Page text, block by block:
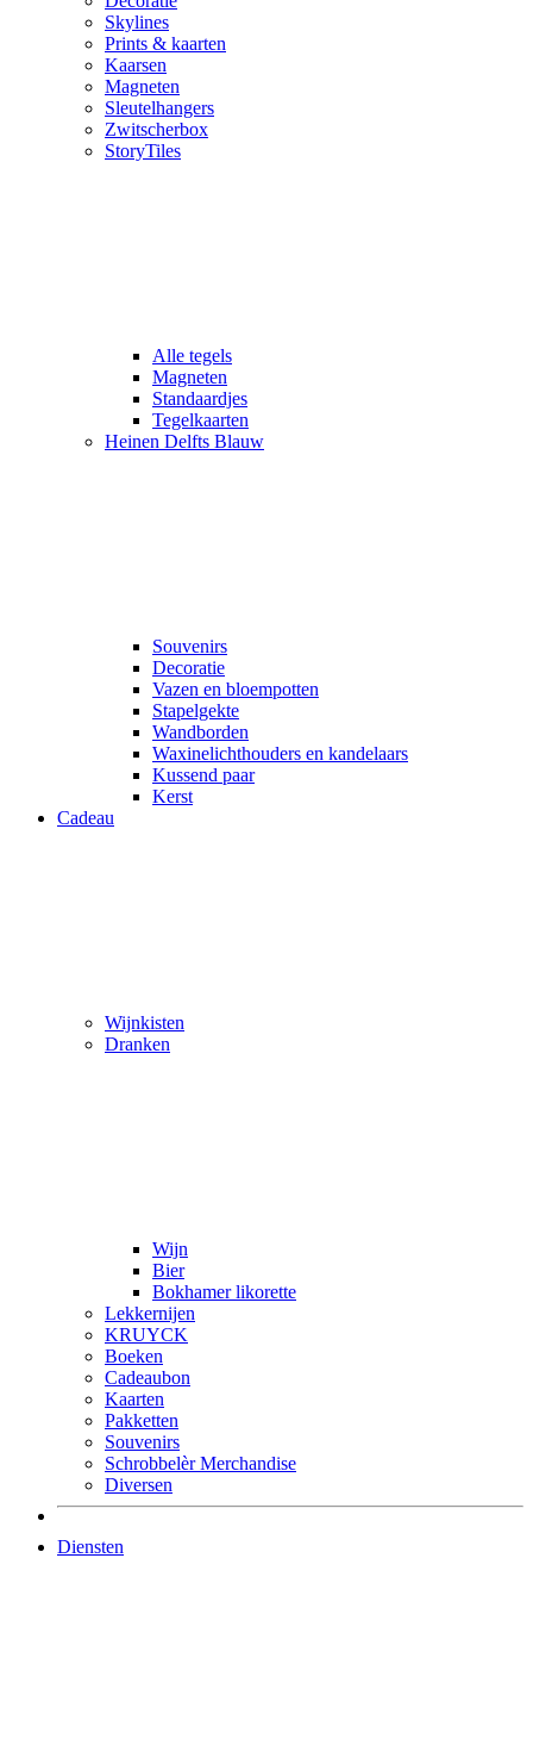
Skylines
Prints & kaarten
Kaarsen
Magneten
Sleutelhangers
Zwitscherbox
StoryTiles
Alle tegels
Magneten
Standaardjes
Tegelkaarten
Heinen Delfts Blauw
Souvenirs
Decoratie
Vazen en bloempotten
Stapelgekte
Wandborden
Waxinelichthouders en kandelaars
Kussend paar
Kerst
Cadeau
Wijnkisten
Dranken
Wijn
Bier
Bokhamer likorette
Lekkernijen
KRUYCK
Boeken
Cadeaubon
Kaarten
Pakketten
Souvenirs
Schrobbelèr Merchandise
Diversen
Diensten